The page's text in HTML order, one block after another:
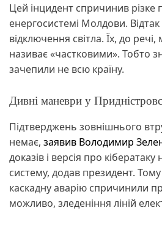
Цей інцидент спричинив різке
енергосистемі Молдови.
відключення світла. Їх, до
називає «частковими». Тобто
зачепили не всю країну.
Дивні маневри у
Підтверджень зовнішнього
немає, заявив Володимир
доказів і версія про
систему, додав президент.
каскадну аварію спричинили
можливо, зледеніння ліній